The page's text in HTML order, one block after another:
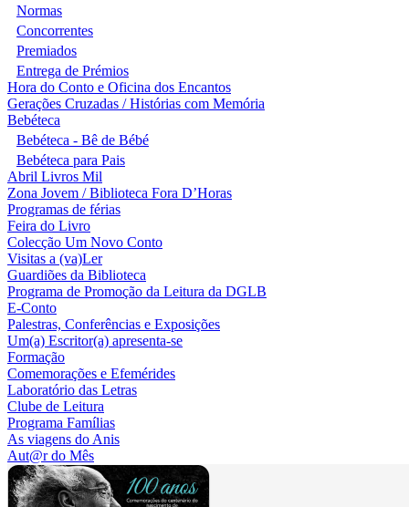
Normas
Concorrentes
Premiados
Entrega de Prémios
Hora do Conto e Oficina dos Encantos
Gerações Cruzadas / Histórias com Memória
Bebéteca
Bebéteca - Bê de Bébé
Bebéteca para Pais
Abril Livros Mil
Zona Jovem / Biblioteca Fora D’Horas
Programas de férias
Feira do Livro
Colecção Um Novo Conto
Visitas a (va)Ler
Guardiões da Biblioteca
Programa de Promoção da Leitura da DGLB
E-Conto
Palestras, Conferências e Exposições
Um(a) Escritor(a) apresenta-se
Formação
Comemorações e Efemérides
Laboratório das Letras
Clube de Leitura
Programa Famílias
As viagens do Anis
Aut@r do Mês